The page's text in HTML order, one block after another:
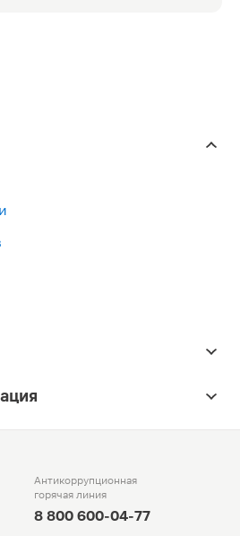
Антикоррупционная
горячая линия
8 800 600-04-77